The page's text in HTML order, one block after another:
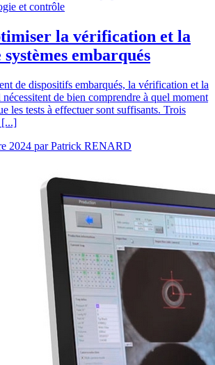
et contrôle
la vérification et la
embarqués
de dispositifs embarqués, la vérification et la
de bien comprendre à quel moment
les tests à effectuer sont suffisants. Trois
[...]
2024 parPatrick RENARD